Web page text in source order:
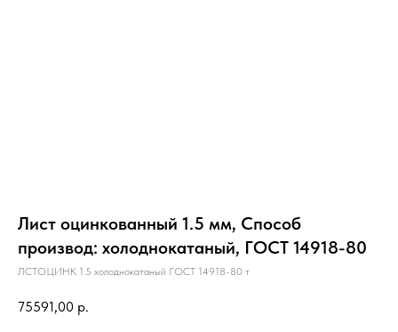
Лист оцинкованный 1.5 мм, Способ
производ: холоднокатаный, ГОСТ 14918-80
ЛСТОЦИНК 1.5 холоднокатаный ГОСТ 14918-80 т
75591,00 р.